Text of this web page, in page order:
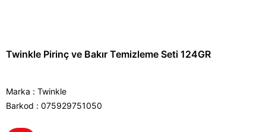
Twinkle Pirinç ve Bakır Temizleme Seti 124GR
Marka : Twinkle
Barkod : 075929751050